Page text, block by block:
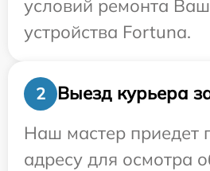
условий ремонта
устройства Fortuna.
2
Выезд курьера
Наш мастер приедет
адресу для осмотра